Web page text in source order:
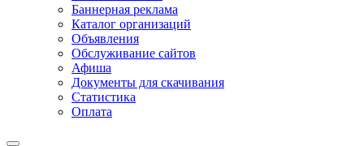
Баннерная реклама
Каталог организаций
Объявления
Обслуживание сайтов
Афиша
Документы для скачивания
Статистика
Оплата